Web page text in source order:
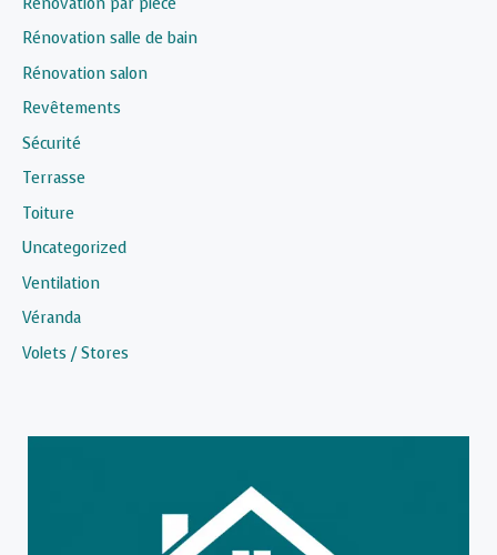
Rénovation salle de bain
Rénovation salon
Revêtements
Sécurité
Terrasse
Toiture
Uncategorized
Ventilation
Véranda
Volets / Stores